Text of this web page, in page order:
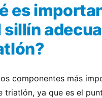
es
sillín
componentes más
triatlón, ya que es el